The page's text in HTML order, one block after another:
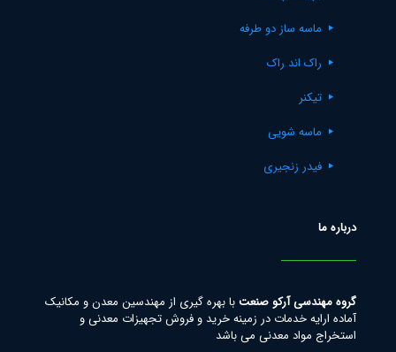
ماسه ساز دو طرفه
راک اند راک
تیکنر
ماسه شویی
فیدر زنجیری
درباره ما
گروه مهندسی آرکو صنعتبا بهره گیری از مهندسین معدن و مکانیک
آماده ارایه خدمات در زمینه خرید و فروش تجهیزات معدنی و
استخراج مواد معدنی می باشد